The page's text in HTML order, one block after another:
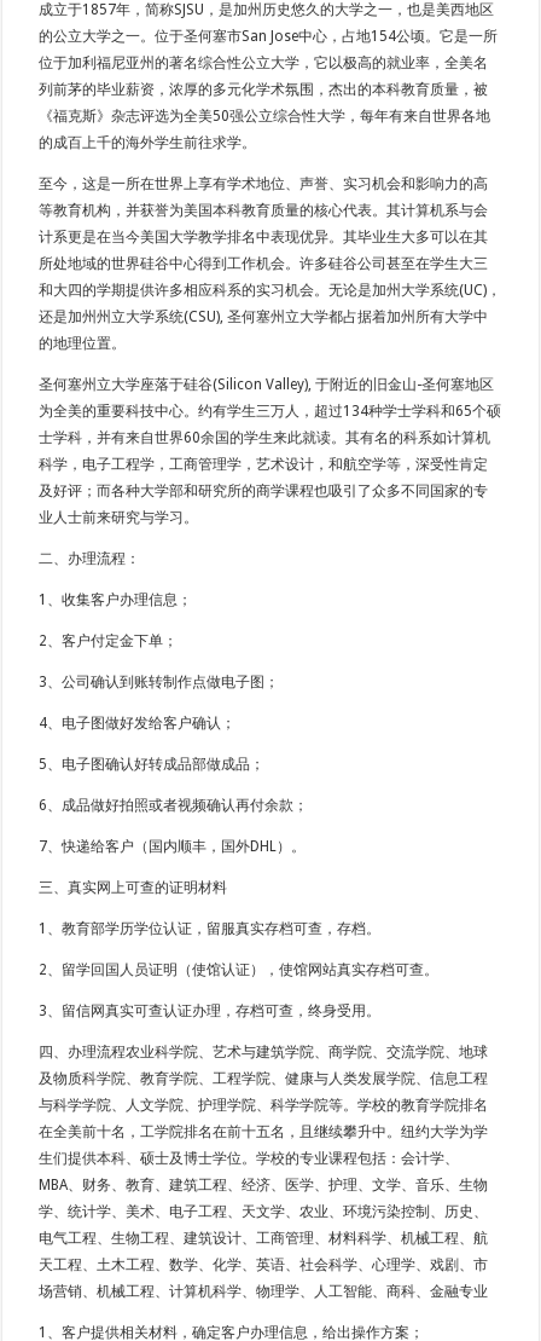
成立于1857年，简称SJSU，是加州历史悠久的大学之一，也是美西地区
的公立大学之一。位于圣何塞市San Jose中心，占地154公顷。它是一所
位于加利福尼亚州的著名综合性公立大学，它以极高的就业率，全美名
列前茅的毕业薪资，浓厚的多元化学术氛围，杰出的本科教育质量，被
《福克斯》杂志评选为全美50强公立综合性大学，每年有来自世界各地
的成百上千的海外学生前往求学。
至今，这是一所在世界上享有学术地位、声誉、实习机会和影响力的高
等教育机构，并获誉为美国本科教育质量的核心代表。其计算机系与会
计系更是在当今美国大学教学排名中表现优异。其毕业生大多可以在其
所处地域的世界硅谷中心得到工作机会。许多硅谷公司甚至在学生大三
和大四的学期提供许多相应科系的实习机会。无论是加州大学系统(UC)，
还是加州州立大学系统(CSU), 圣何塞州立大学都占据着加州所有大学中
的地理位置。
圣何塞州立大学座落于硅谷(Silicon Valley), 于附近的旧金山-圣何塞地区
为全美的重要科技中心。约有学生三万人，超过134种学士学科和65个硕
士学科，并有来自世界60余国的学生来此就读。其有名的科系如计算机
科学，电子工程学，工商管理学，艺术设计，和航空学等，深受性肯定
及好评；而各种大学部和研究所的商学课程也吸引了众多不同国家的专
业人士前来研究与学习。
二、办理流程：
1、收集客户办理信息；
2、客户付定金下单；
3、公司确认到账转制作点做电子图；
4、电子图做好发给客户确认；
5、电子图确认好转成品部做成品；
6、成品做好拍照或者视频确认再付余款；
7、快递给客户（国内顺丰，国外DHL）。
三、真实网上可查的证明材料
1、教育部学历学位认证，留服真实存档可查，存档。
2、留学回国人员证明（使馆认证），使馆网站真实存档可查。
3、留信网真实可查认证办理，存档可查，终身受用。
四、办理流程农业科学院、艺术与建筑学院、商学院、交流学院、地球
及物质科学院、教育学院、工程学院、健康与人类发展学院、信息工程
与科学学院、人文学院、护理学院、科学学院等。学校的教育学院排名
在全美前十名，工学院排名在前十五名，且继续攀升中。纽约大学为学
生们提供本科、硕士及博士学位。学校的专业课程包括：会计学、
MBA、财务、教育、建筑工程、经济、医学、护理、文学、音乐、生物
学、统计学、美术、电子工程、天文学、农业、环境污染控制、历史、
电气工程、生物工程、建筑设计、工商管理、材料科学、机械工程、航
天工程、土木工程、数学、化学、英语、社会科学、心理学、戏剧、市
场营销、机械工程、计算机科学、物理学、人工智能、商科、金融专业
1、客户提供相关材料，确定客户办理信息，给出操作方案；